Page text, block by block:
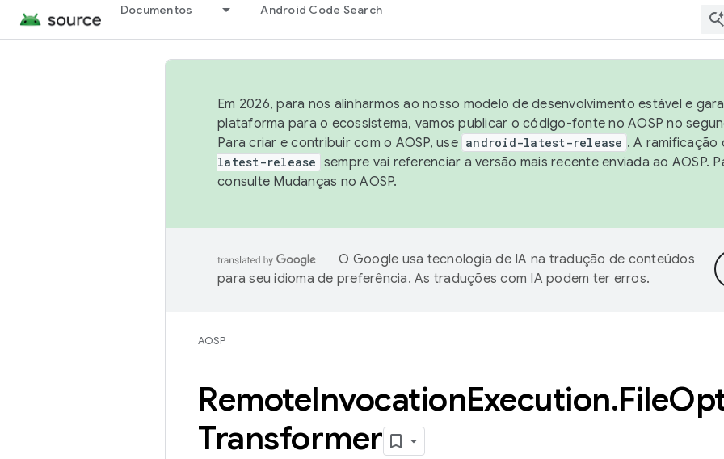
Documentos Android Code Search
Em 2026, para nos alinharmos ao nosso modelo de desenvolvimento estável e
plataforma para o ecossistema, vamos publicar o código-fonte no AOSP no
Para criar e contribuir com o AOSP, use android-latest-release . A ramificação
latest-release sempre vai referenciar a versão mais recente enviada ao AOSP.
consulte Mudanças no AOSP.
O Google usa tecnologia de IA na tradução de conteúdos
para seu idioma de preferência. As traduções com IA podem ter erros.
AOSP
RemoteInvocationExecution.File
Transformer